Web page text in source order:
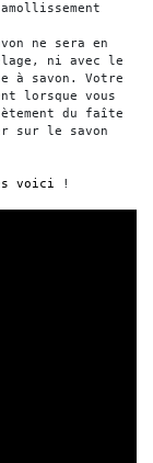
ne sera en
ni avec le
à savon. Votre
lorsque vous
du faîte
sur le savon
voici !